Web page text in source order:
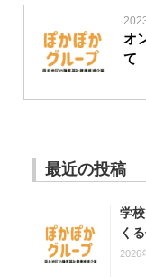
オ
て
最近の投稿
学
く
2026